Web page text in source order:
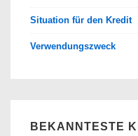
Situation für den Kredit
Verwendungszweck
BEKANNTESTE